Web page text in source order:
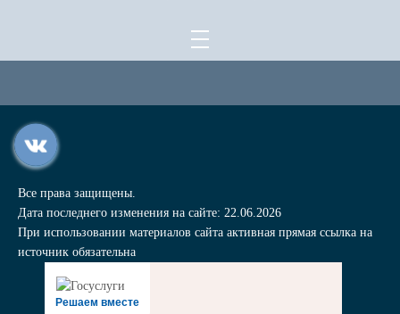
Все права защищены.
Дата последнего изменения на сайте: 22.06.2026
При использовании материалов сайта активная прямая ссылка на
источник обязательна
Решаем вместе